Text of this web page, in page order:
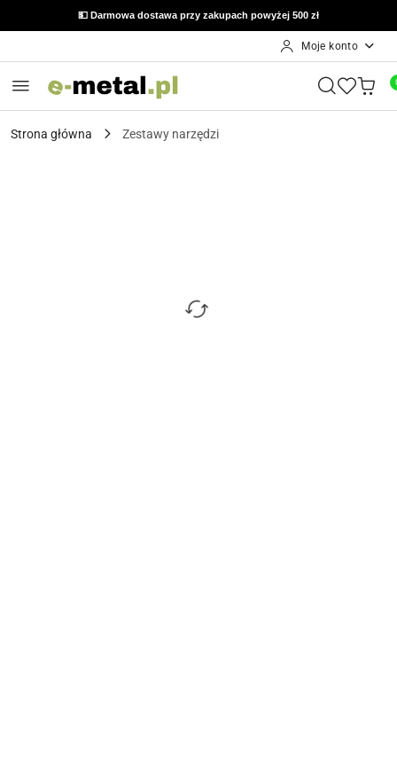
💵 Darmowa dostawa przy zakupach powyżej 500 zł
Moje konto
Strona główna Zestawy narzędzi